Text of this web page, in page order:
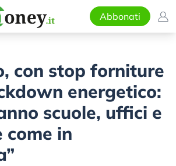
Abbonati
con stop forniture
energetico:
scuole, uffici e
in